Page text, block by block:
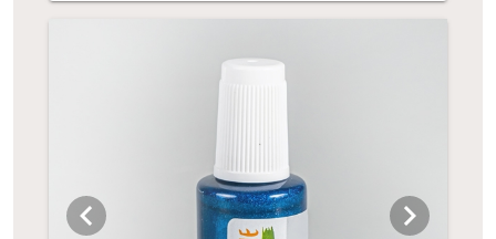
chevron_left chevron_right